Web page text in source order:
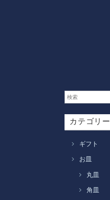
カテゴリー
ギフト
お皿
丸皿
角皿